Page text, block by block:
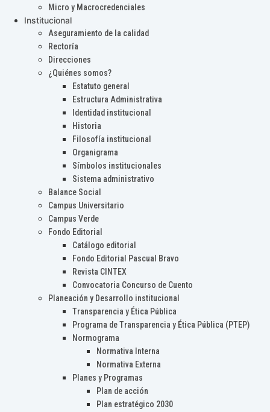
Micro y Macrocredenciales
Institucional
Aseguramiento de la calidad
Rectoría
Direcciones
¿Quiénes somos?
Estatuto general
Estructura Administrativa
Identidad institucional
Historia
Filosofía institucional
Organigrama
Símbolos institucionales
Sistema administrativo
Balance Social
Campus Universitario
Campus Verde
Fondo Editorial
Catálogo editorial
Fondo Editorial Pascual Bravo
Revista CINTEX
Convocatoria Concurso de Cuento
Planeación y Desarrollo institucional
Transparencia y Ética Pública
Programa de Transparencia y Ética Pública (PTEP)
Normograma
Normativa Interna
Normativa Externa
Planes y Programas
Plan de acción
Plan estratégico 2030